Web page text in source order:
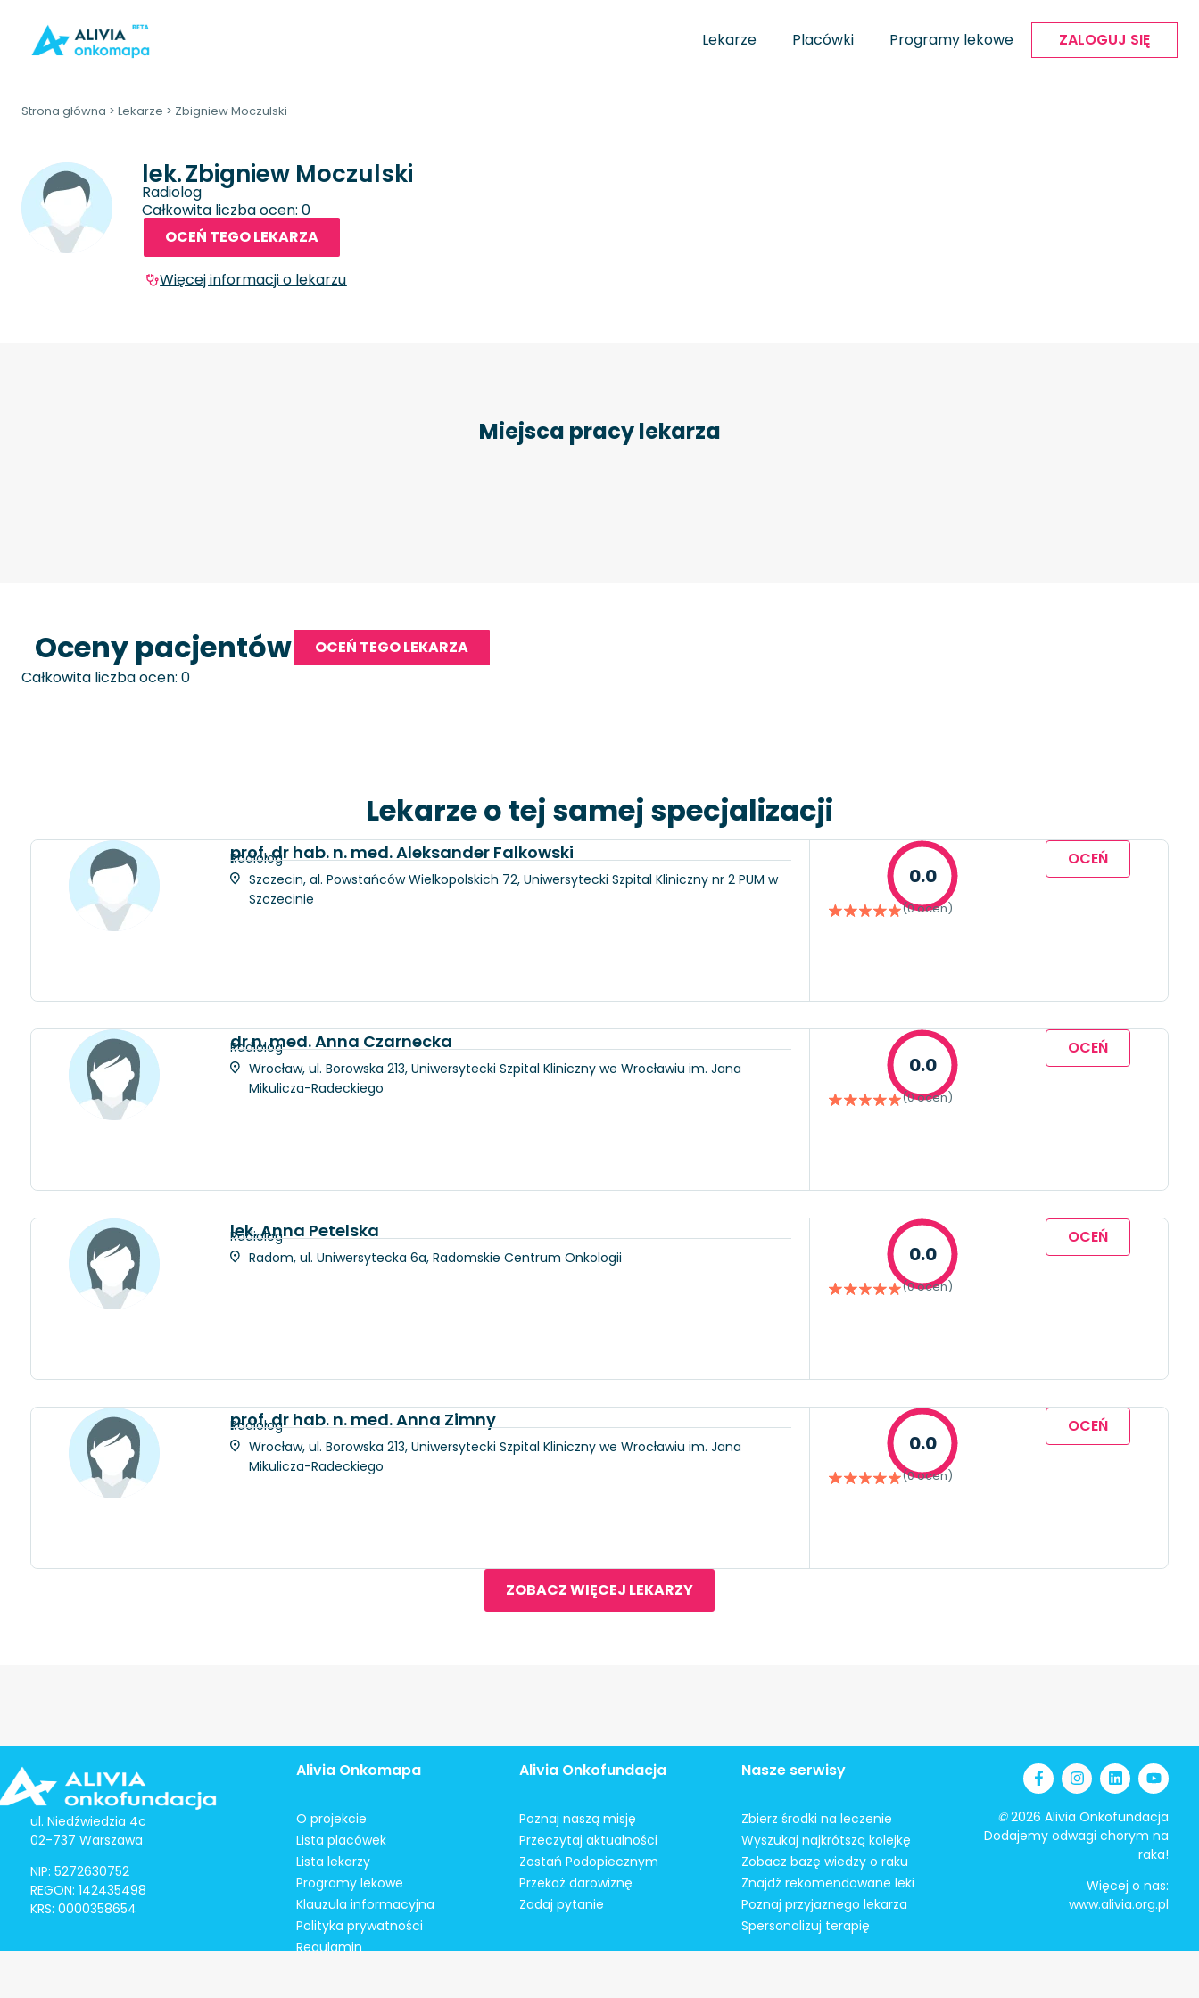
Lekarze Placówki Programy lekowe ZALOGUJ SIĘ
Strona główna > Lekarze > Zbigniew Moczulski
lek.Zbigniew Moczulski
Radiolog
Całkowita liczba ocen: 0
OCEŃ TEGO LEKARZA
Więcej informacji o lekarzu
Miejsca pracy lekarza
Oceny pacjentów
OCEŃ TEGO LEKARZA
Całkowita liczba ocen: 0
Lekarze o tej samej specjalizacji
prof. dr hab. n. med. Aleksander Falkowski
Radiolog
Szczecin, al. Powstańców Wielkopolskich 72, Uniwersytecki Szpital Kliniczny nr 2 PUM w
Szczecinie
0.0
(0 ocen)
OCEŃ
dr n. med. Anna Czarnecka
Radiolog
Wrocław, ul. Borowska 213, Uniwersytecki Szpital Kliniczny we Wrocławiu im. Jana
Mikulicza-Radeckiego
0.0
(0 ocen)
OCEŃ
lek. Anna Petelska
Radiolog
Radom, ul. Uniwersytecka 6a, Radomskie Centrum Onkologii
0.0
(0 ocen)
OCEŃ
prof. dr hab. n. med. Anna Zimny
Radiolog
Wrocław, ul. Borowska 213, Uniwersytecki Szpital Kliniczny we Wrocławiu im. Jana
Mikulicza-Radeckiego
0.0
(0 ocen)
OCEŃ
ZOBACZ WIĘCEJ LEKARZY
ul. Niedźwiedzia 4c
02-737 Warszawa
NIP: 5272630752
REGON: 142435498
KRS: 0000358654
Alivia Onkomapa
O projekcie
Lista placówek
Lista lekarzy
Programy lekowe
Klauzula informacyjna
Polityka prywatności
Regulamin
Alivia Onkofundacja
Poznaj naszą misję
Przeczytaj aktualności
Zostań Podopiecznym
Przekaż darowiznę
Zadaj pytanie
Nasze serwisy
Zbierz środki na leczenie
Wyszukaj najkrótszą kolejkę
Zobacz bazę wiedzy o raku
Znajdź rekomendowane leki
Poznaj przyjaznego lekarza
Spersonalizuj terapię
©2026 Alivia Onkofundacja
Dodajemy odwagi chorym na
raka!
Więcej o nas:
www.alivia.org.pl